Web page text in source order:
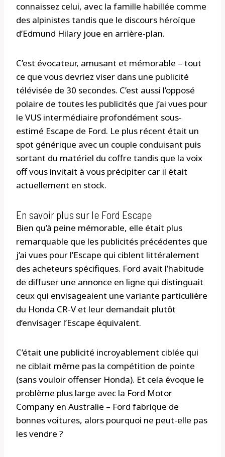
connaissez celui, avec la famille habillée comme
des alpinistes tandis que le discours héroïque
d’Edmund Hilary joue en arrière-plan.
C’est évocateur, amusant et mémorable – tout
ce que vous devriez viser dans une publicité
télévisée de 30 secondes. C’est aussi l’opposé
polaire de toutes les publicités que j’ai vues pour
le VUS intermédiaire profondément sous-
estimé Escape de Ford. Le plus récent était un
spot générique avec un couple conduisant puis
sortant du matériel du coffre tandis que la voix
off vous invitait à vous précipiter car il était
actuellement en stock.
En savoir plus sur le Ford Escape
Bien qu’à peine mémorable, elle était plus
remarquable que les publicités précédentes que
j’ai vues pour l’Escape qui ciblent littéralement
des acheteurs spécifiques. Ford avait l’habitude
de diffuser une annonce en ligne qui distinguait
ceux qui envisageaient une variante particulière
du Honda CR-V et leur demandait plutôt
d’envisager l’Escape équivalent.
C’était une publicité incroyablement ciblée qui
ne ciblait même pas la compétition de pointe
(sans vouloir offenser Honda). Et cela évoque le
problème plus large avec la Ford Motor
Company en Australie – Ford fabrique de
bonnes voitures, alors pourquoi ne peut-elle pas
les vendre ?